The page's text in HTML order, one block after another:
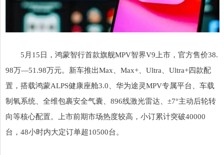
5月15日，鸿蒙智行首款旗舰MPV智界V9上市，官方售价38.
98万—51.98万元。新车推出Max、Max+、Ultra、Ultra+四款配
置，搭载鸿蒙ALPS健康座舱3.0、华为途灵MPV专属平台、车载
制氧系统、全维包裹安全气囊、896线激光雷达、±7°主动后轮转
向等核心配置。上市前期市场热度较高，小订累计突破40000
台，48小时内大定订单超10500台。